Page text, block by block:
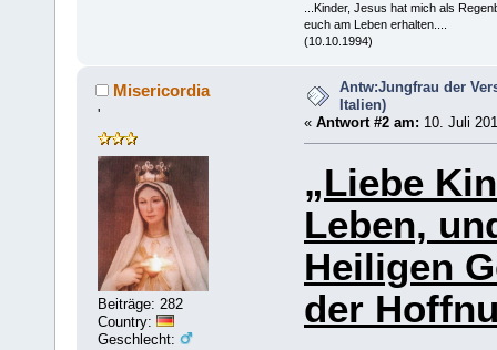
...Kinder, Jesus hat mich als
euch am Leben erhalten....
(10.10.1994)
Misericordia
'
Beiträge: 282
Country:
Geschlecht:
Antw:Jungfrau der
Italien)
« Antwort #2 am: 10. Juli
„Liebe
Leben,
Heiligen
der